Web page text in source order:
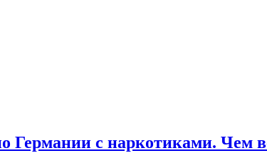
Германии с наркотиками. Чем